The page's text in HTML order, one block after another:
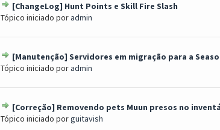
[ChangeLog] Hunt Points e Skill Fire Slash
Tópico iniciado poradmin
0 Voto(s) - 0 de 5 em média
12 3 45
[Manutenção] Servidores em migração para a
Tópico iniciado poradmin
6 Voto(s) - 2.33 de 5 em média
12 345
[Correção] Removendo pets Muun presos no
Tópico iniciado porguitavish
0 Voto(s) - 0 de 5 em média
12345